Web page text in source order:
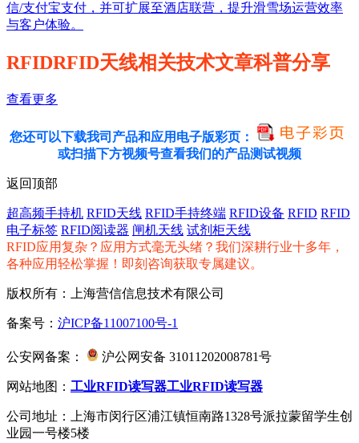
信/支付宝支付，并可扩展至酒店联营，提升滑雪场运营效率
与客户体验。
RFIDRFID天线相关技术文章科普分享
查看更多
您还可以下载我司产品和应用电子版彩页：
或扫描下方视频号查看我们的产品测试视频
返回顶部
超高频手持机 RFID天线 RFID手持终端 RFID设备 RFID RFID
电子标签 RFID阅读器 闸机天线 试剂柜天线
RFID应用复杂？应用方式毫无头绪？我们深耕行业十多年，
各种应用轻松掌握！即刻咨询获取专属建议。
版权所有：上海营信信息技术有限公司
备案号： 沪ICP备11007100号-1
公安网备案： 沪公网安备 31011202008781号
网站地图： 工业RFID读写器工业RFID读写器
公司地址：上海市闵行区浦江镇恒南路1328号派拉蒙留学生创
业园一号楼5楼